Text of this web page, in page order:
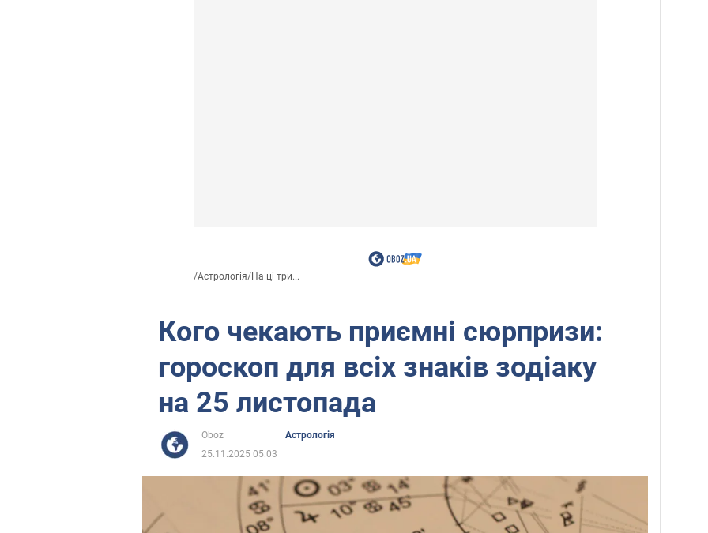
/Астрологія/На ці три...
Кого чекають приємні сюрпризи:
гороскоп для всіх знаків зодіаку
на 25 листопада
Oboz
Астрологія
25.11.2025 05:03